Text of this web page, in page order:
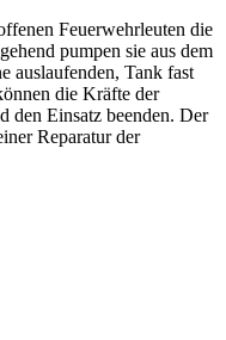
Feuerwehrleuten die
pumpen sie aus dem
auslaufenden, Tank fast
die Kräfte der
den Einsatz beenden. Der
Reparatur der